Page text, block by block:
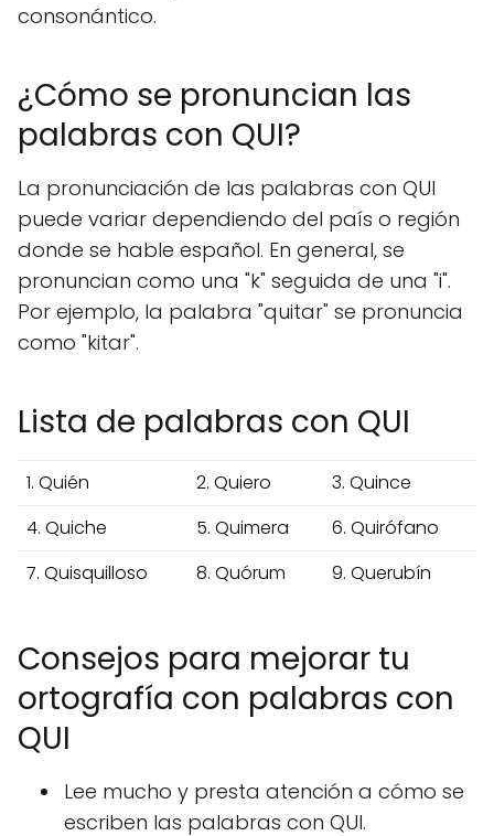
consonántico.
¿Cómo se pronuncian las
palabras con QUI?
La pronunciación de las palabras con QUI
puede variar dependiendo del país o región
donde se hable español. En general, se
pronuncian como una "k" seguida de una "i".
Por ejemplo, la palabra "quitar" se pronuncia
como "kitar".
Lista de palabras con QUI
1. Quién 2. Quiero
3. Quince
4. Quiche
5. Quimera
6. Quirófano
7. Quisquilloso
8. Quórum 9. Querubín
Consejos para mejorar tu
ortografía con palabras con
QUI
Lee mucho y presta atención a cómo se
escriben las palabras con QUI.